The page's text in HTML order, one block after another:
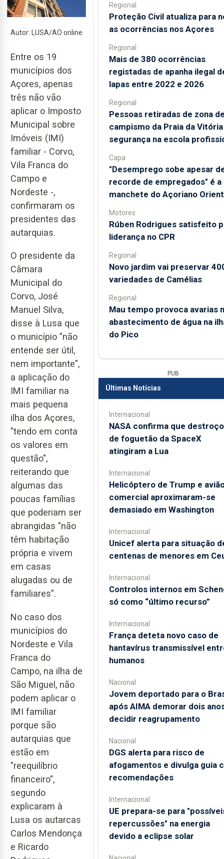
Autor: LUSA/AO online
Entre os 19
municípios dos
Açores, apenas
três não vão
aplicar o Imposto
Municipal sobre
Imóveis (IMI)
familiar - Corvo,
Vila Franca do
Campo e
Nordeste -,
confirmaram os
presidentes das
autarquias.
O presidente da
Câmara
Municipal do
Corvo, José
Manuel Silva,
disse à Lusa que
o município "não
entende ser útil,
nem importante",
a aplicação do
IMI familiar na
mais pequena
ilha dos Açores,
"tendo em conta
os valores em
questão",
reiterando que
algumas das
poucas famílias
que poderiam ser
abrangidas "não
têm habitação
própria e vivem
em casas
alugadas ou de
familiares".
No caso dos
municípios do
Nordeste e Vila
Franca do
Campo, na ilha de
São Miguel, não
podem aplicar o
IMI familiar
porque são
autarquias que
estão em
"reequilíbrio
financeiro",
segundo
explicaram à
Lusa os autarcas
Carlos Mendonça
e Ricardo
Regional
Proteção Civil atualiza para
as ocorrências nos Açores
Regional
Mais de 380 ocorrências
registadas de apanha ilegal
lapas entre 2022 e 2026
Regional
Pessoas retiradas de zona
campismo da Praia da
segurança na escola
Capa
"Desemprego sobe apesar
recorde de empregados" é a
manchete do Açoriano
Motores
Rúben Rodrigues satisfeito
liderança no CPR
Regional
Novo jardim vai preservar
variedades de Camélias
Regional
Mau tempo provoca avarias
abastecimento de água na
do Pico
PUB
Últimas Notícias
Internacional
NASA confirma que
de foguetão da SpaceX
atingiram a Lua
Internacional
Helicóptero de Trump e
comercial aproximaram-se
demasiado em Washington
Internacional
Unicef alerta para situação
centenas de menores em
Internacional
Controlos internos em
só como “último recurso”
Internacional
França deteta novo caso de
hantavírus transmissível
humanos
Nacional
Jovem deportado para o
após AIMA demorar dois
decidir reagrupamento
Nacional
DGS alerta para risco de
afogamentos e divulga guia
recomendações
Internacional
UE prepara-se para
repercussões" na energia
devido a eclipse solar